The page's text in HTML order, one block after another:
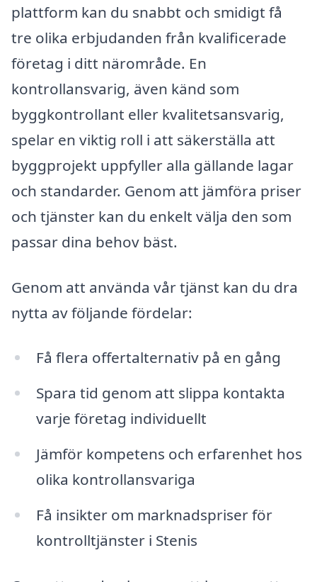
plattform kan du snabbt och smidigt få
tre olika erbjudanden från kvalificerade
företag i ditt närområde. En
kontrollansvarig, även känd som
byggkontrollant eller kvalitetsansvarig,
spelar en viktig roll i att säkerställa att
byggprojekt uppfyller alla gällande lagar
och standarder. Genom att jämföra priser
och tjänster kan du enkelt välja den som
passar dina behov bäst.
Genom att använda vår tjänst kan du dra
nytta av följande fördelar:
Få flera offertalternativ på en gång
Spara tid genom att slippa kontakta
varje företag individuellt
Jämför kompetens och erfarenhet hos
olika kontrollansvariga
Få insikter om marknadspriser för
kontrolltjänster i Stenis